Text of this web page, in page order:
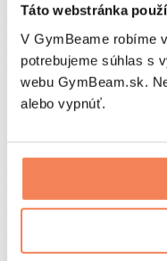
Táto webstránka
V GymBeame robíme
potrebujeme súhlas s
webu GymBeam.sk.
alebo vypnúť.
Pomôcky podľa aktivity
Beh
Bojové športy
Cyklistika
Joga a pilates
Otužovanie
Turistika
Vodné filtre a kanvice
Pracie prostriedky